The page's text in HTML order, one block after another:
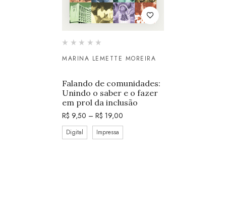
MARINA LEMETTE MOREIRA
Falando de comunidades:
Unindo o saber e o fazer
em prol da inclusão
R$ 9,50 – R$ 19,00
Digital Impressa